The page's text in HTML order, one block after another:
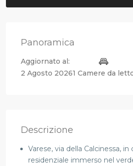
Panoramica
Aggiornato al:
2 Agosto 20261 Camere da
Descrizione
Varese, via della Calcinessa, in
residenziale immerso nel